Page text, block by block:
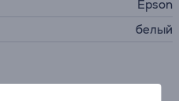
Epson
белый